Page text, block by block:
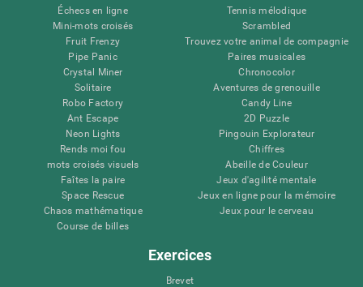
Échecs en ligne
Mini-mots croisés
Fruit Frenzy
Pipe Panic
Crystal Miner
Solitaire
Robo Factory
Ant Escape
Neon Lights
Rends moi fou
mots croisés visuels
Faîtes la paire
Space Rescue
Chaos mathématique
Course de billes
Tennis mélodique
Scrambled
Trouvez votre animal de compagnie
Paires musicales
Chronocolor
Aventures de grenouille
Candy Line
2D Puzzle
Pingouin Explorateur
Chiffres
Abeille de Couleur
Jeux d'agilité mentale
Jeux en ligne pour la mémoire
Jeux pour le cerveau
Exercices
Brevet